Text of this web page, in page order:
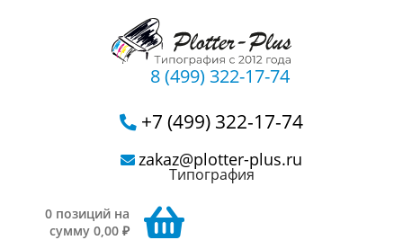
8 (499) 322-17-74
+7 (499) 322-17-74
zakaz@plotter-plus.ru
Типография
0 позиций на
сумму 0,00 ₽